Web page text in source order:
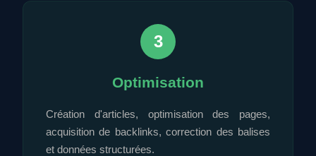
3
Optimisation
Création d'articles, optimisation des pages,
acquisition de backlinks, correction des balises
et données structurées.